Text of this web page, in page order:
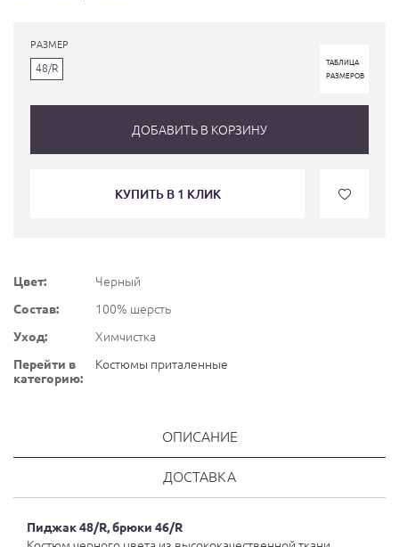
РАЗМЕР
48/R
ТАБЛИЦА
РАЗМЕРОВ
ДОБАВИТЬ В КОРЗИНУ
КУПИТЬ В 1 КЛИК
Цвет:
Черный
Состав:
100% шерсть
Уход:
Химчистка
Перейти в
категорию:
Костюмы приталенные
ОПИСАНИЕ
ДОСТАВКА
Пиджак 48/R, брюки 46/R